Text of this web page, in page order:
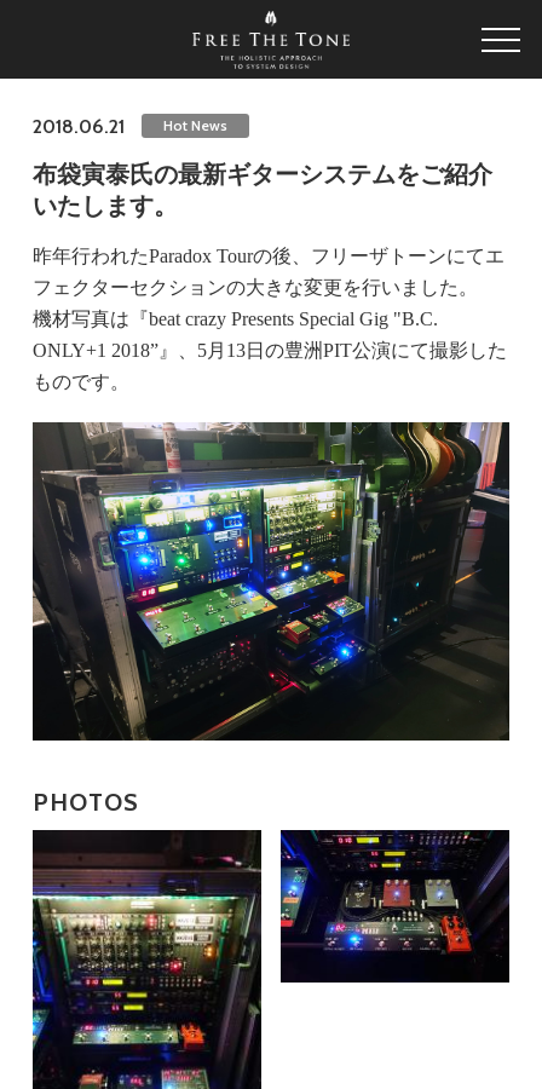
2018.06.21 Hot News
布袋寅泰氏の最新ギターシステムをご紹介
いたします。
昨年行われたParadox Tourの後、フリーザトーンにてエ
フェクターセクションの大きな変更を行いました。
機材写真は『beat crazy Presents Special Gig "B.C.
ONLY+1 2018”』、5月13日の豊洲PIT公演にて撮影した
ものです。
PHOTOS